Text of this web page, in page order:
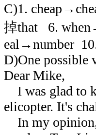
C)1.
掉that 6.
eal→number
D)One possible
Dear Mike,
I was glad to
elicopter. It's
In my